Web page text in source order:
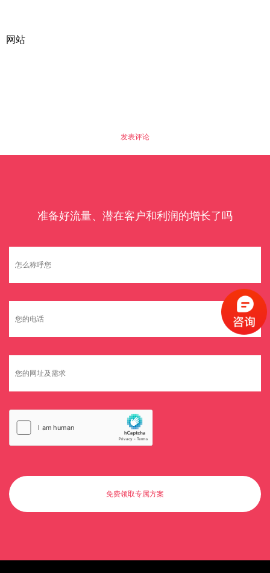
网站
准备好流量、潜在客户和利润的增长了吗